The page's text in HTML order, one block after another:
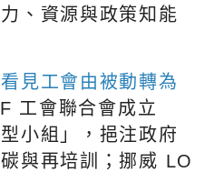
、資源與政策知能
見工會由被動轉為
工會聯合會成立
型小組」，挹注政府
與再培訓；挪威 LO